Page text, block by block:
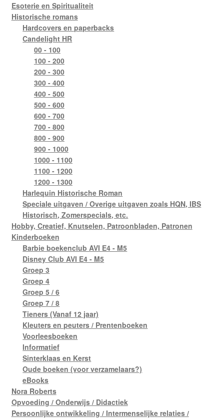
Esoterie en Spiritualiteit
Historische romans
Hardcovers en paperbacks
Candelight HR
00 - 100
100 - 200
200 - 300
300 - 400
400 - 500
500 - 600
600 - 700
700 - 800
800 - 900
900 - 1000
1000 - 1100
1100 - 1200
1200 - 1300
Harlequin Historische Roman
Speciale uitgaven / Overige uitgaven zoals HQN, IBS
Historisch, Zomerspecials, etc.
Hobby, Creatief, Knutselen, Patroonbladen, Patronen
Kinderboeken
Barbie boekenclub AVI E4 - M5
Disney Club AVI E4 - M5
Groep 3
Groep 4
Groep 5 / 6
Groep 7 / 8
Tieners (Vanaf 12 jaar)
Kleuters en peuters / Prentenboeken
Voorleesboeken
Informatief
Sinterklaas en Kerst
Oude boeken (voor verzamelaars?)
eBooks
Nora Roberts
Opvoeding / Onderwijs / Didactiek
Persoonlijke ontwikkeling / Intermenselijke relaties /